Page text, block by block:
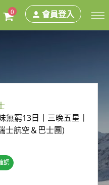
0 會員登入
無窮13日丨三晚五星丨
士航空＆巴士團)
認